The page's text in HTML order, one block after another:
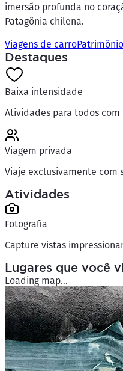
imersão profunda no
Patagônia chilena.
Viagens de carro
Destaques
Baixa intensidade
Atividades para todos
Viagem privada
Viaje exclusivamente com
Atividades
Fotografia
Capture vistas
Lugares que você
Loading map...